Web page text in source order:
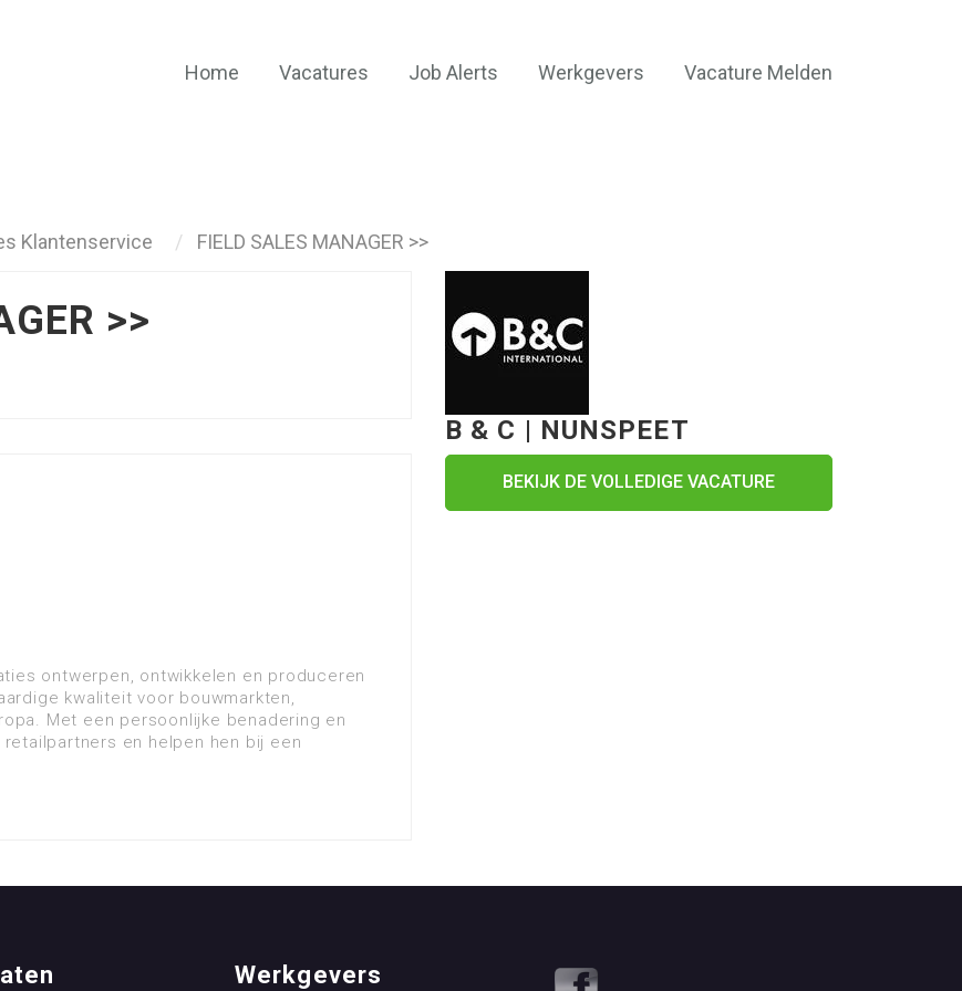
Home Vacatures Job Alerts Werkgevers Vacature Melden
Klantenservice FIELD SALES MANAGER >>
>>
ontwerpen, ontwikkelen en produceren
kwaliteit voor bouwmarkten,
Met een persoonlijke benadering en
en helpen hen bij een
B & C | NUNSPEET
BEKIJK DE VOLLEDIGE VACATURE
Werkgevers